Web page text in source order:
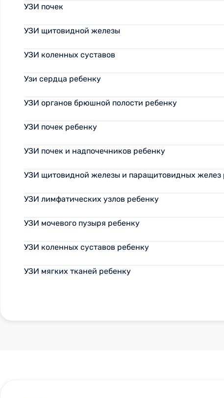
УЗИ почек
УЗИ щитовидной железы
УЗИ коленных суставов
Узи сердца ребенку
УЗИ органов брюшной полости ребенку
УЗИ почек ребенку
УЗИ почек и надпочечников ребенку
УЗИ щитовидной железы и паращитовидных желез
УЗИ лимфатических узлов ребенку
УЗИ мочевого пузыря ребенку
УЗИ коленных суставов ребенку
УЗИ мягких тканей ребенку